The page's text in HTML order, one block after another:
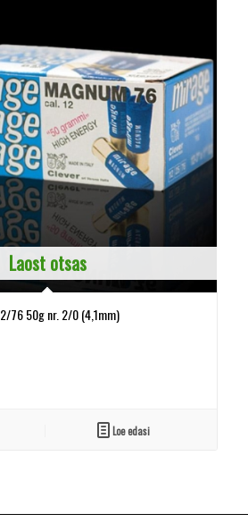
Laost otsas
76 50g nr. 2/0 (4,1mm)
Loe edasi